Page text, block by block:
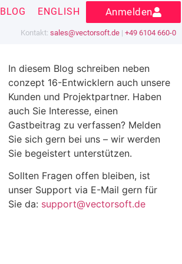
Kontakt: sales@vectorsoft.de | +49 6104 660-0
BLOG ENGLISH Anmelden
In diesem Blog schreiben neben
conzept 16-Entwicklern auch unsere
Kunden und Projektpartner. Haben
auch Sie Interesse, einen
Gastbeitrag zu verfassen? Melden
Sie sich gern bei uns – wir werden
Sie begeistert unterstützen.
Sollten Fragen offen bleiben, ist
unser Support via E-Mail gern für
Sie da: support@vectorsoft.de